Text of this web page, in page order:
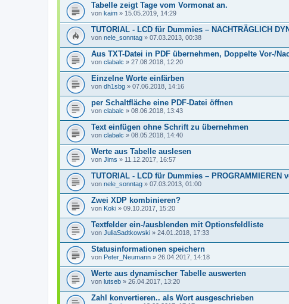
Tabelle zeigt Tage vom Vormonat an.
von kaim » 15.05.2019, 14:29
TUTORIAL - LCD für Dummies – NACHTRÄGLICH
von nele_sonntag » 07.03.2013, 00:38
Aus TXT-Datei in PDF übernehmen, Doppelte Vor-/
von clabalc » 27.08.2018, 12:20
Einzelne Worte einfärben
von dh1sbg » 07.06.2018, 14:16
per Schaltfläche eine PDF-Datei öffnen
von clabalc » 08.06.2018, 13:43
Text einfügen ohne Schrift zu übernehmen
von clabalc » 08.05.2018, 14:40
Werte aus Tabelle auslesen
von Jims » 11.12.2017, 16:57
TUTORIAL - LCD für Dummies – PROGRAMMIEREN
von nele_sonntag » 07.03.2013, 01:00
Zwei XDP kombinieren?
von Koki » 09.10.2017, 15:20
Textfelder ein-/ausblenden mit Optionsfeldliste
von JuliaSadtkowski » 24.01.2018, 17:33
Statusinformationen speichern
von Peter_Neumann » 26.04.2017, 14:18
Werte aus dynamischer Tabelle auswerten
von lutseb » 26.04.2017, 13:20
Zahl konvertieren.. als Wort ausgeschrieben